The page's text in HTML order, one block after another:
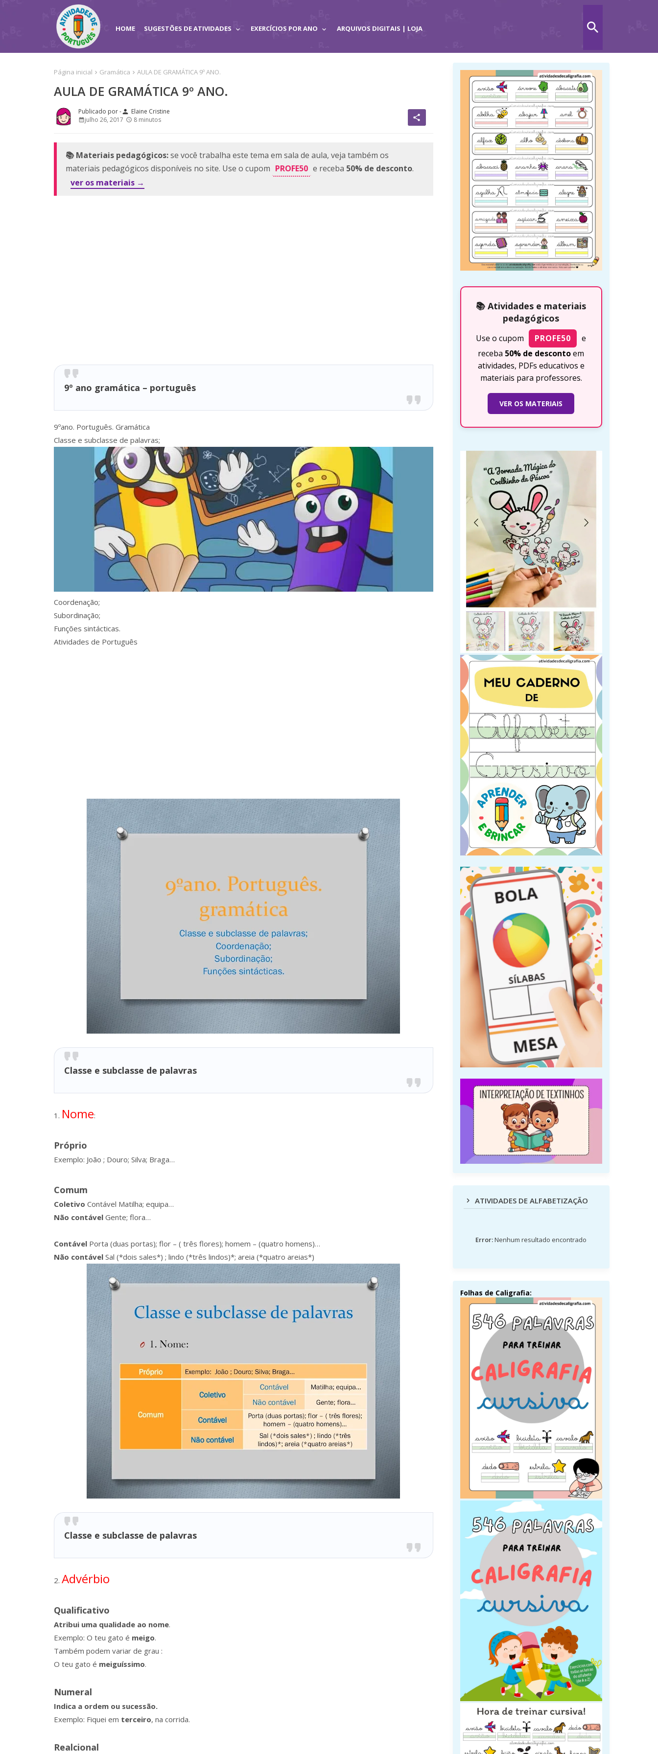
HOME SUGESTÕES DE ATIVIDADES EXERCÍCIOS POR ANO ARQUIVOS DIGITAIS | LOJA
Página inicial Gramática AULA DE GRAMÁTICA 9º ANO.
AULA DE GRAMÁTICA 9º ANO.
person Elaine Cristine
julho 26, 2017
8 minutos share
📚 Materiais pedagógicos:se você trabalha este tema em sala de aula, veja também os
materiais pedagógicos disponíveis no site. Use o cupom PROFE50 e receba 50% de desconto.
ver os materiais →
9º ano gramática – português
9ºano. Português. Gramática
Classe e subclasse de palavras;
Coordenação;
Subordinação;
Funções sintácticas.
Atividades de Português
Classe e subclasse de palavras
1. Nome:
Próprio
Exemplo: João ; Douro; Silva; Braga…
Comum
Coletivo Contável Matilha; equipa…
Não contávelGente; flora…
ContávelPorta (duas portas); flor – ( três flores); homem – (quatro homens)…
Não contável Sal (*dois sales*) ; lindo (*três lindos)*; areia (*quatro areias*)
Classe e subclasse de palavras
2. Advérbio
Qualificativo
Atribui uma qualidade ao nome.
Exemplo: O teu gato é meigo.
Também podem variar de grau :
O teu gato é meiguíssimo.
Numeral
Indica a ordem ou sucessão.
Exemplo: Fiquei em terceiro, na corrida.
Realcional
📚 Atividades e materiais
pedagógicos
Use o cupom PROFE50
e
receba 50% de descontoem
atividades, PDFs educativos e
materiais para professores.
VER OS MATERIAIS
ATIVIDADES DE ALFABETIZAÇÃO
Error:Nenhum resultado encontrado
Folhas de Caligrafia: